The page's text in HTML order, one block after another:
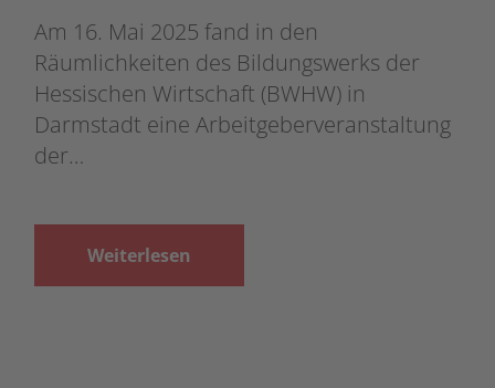
Am 16. Mai 2025 fand in den
Räumlichkeiten des Bildungswerks der
Hessischen Wirtschaft (BWHW) in
Darmstadt eine Arbeitgeberveranstaltung
der…
Weiterlesen